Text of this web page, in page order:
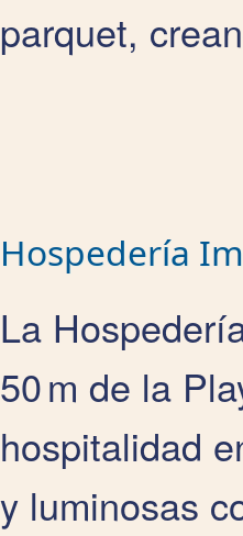
parquet,
Hospedería
La
50 m de la
hospitalidad
y luminosas